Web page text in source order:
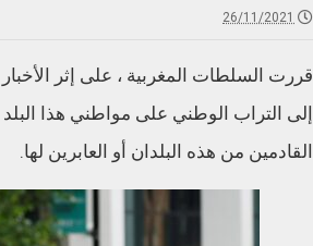
26/11/2021
قررت السلطات المغربية ، على إثر
إلى التراب الوطني على مواطني هذا
القادمين من هذه البلدان أو العابرين لها.